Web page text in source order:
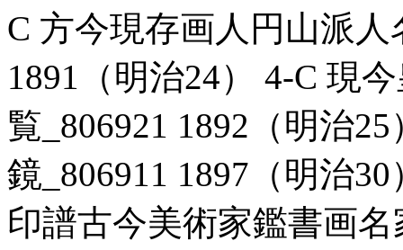
C 方今現存画人円山派
1891（明治24） 4-C 現
覧_806921 1892（明治
鏡_806911 1897（明治
印譜古今美術家鑑書画名